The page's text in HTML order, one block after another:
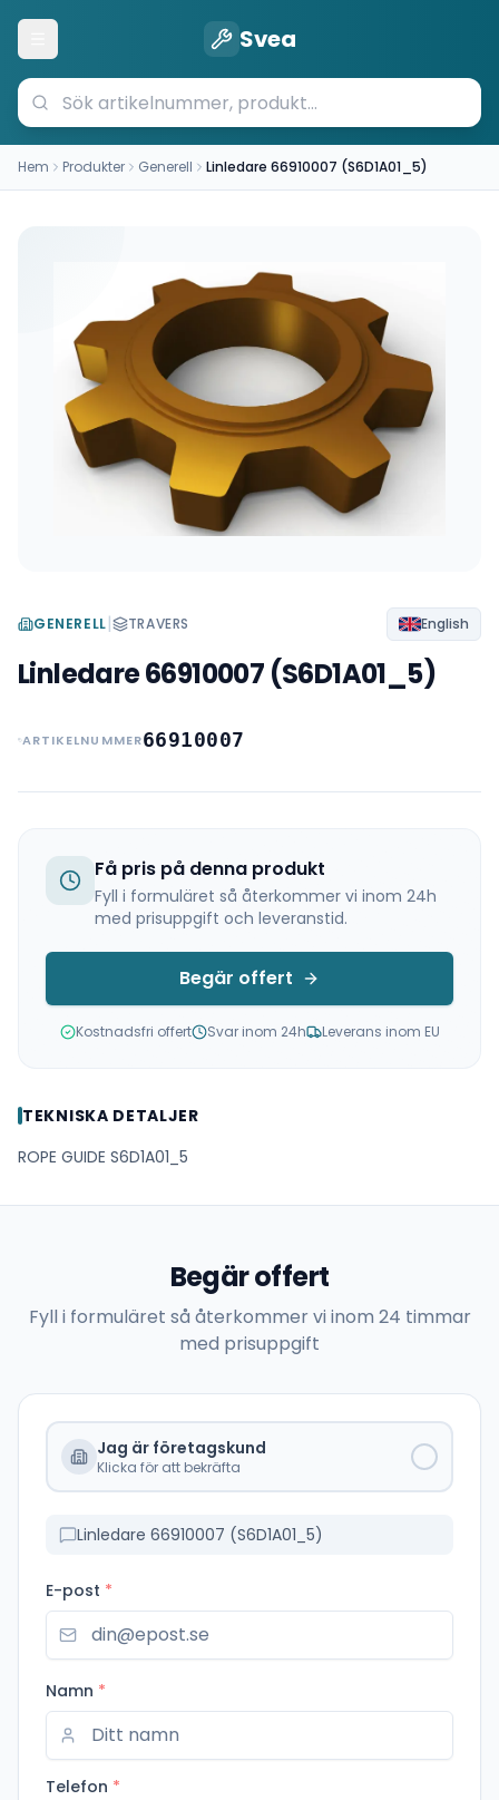
Öppna meny Svea
Hem Produkter Generell Linledare 66910007 (S6D1A01_5)
GENERELL| TRAVERS English
Linledare 66910007 (S6D1A01_5)
ARTIKELNUMMER66910007
Få pris på denna produkt
Fyll i formuläret så återkommer vi inom 24h
med prisuppgift och leveranstid.
Begär offert
Kostnadsfri offert Svar inom 24h Leverans inom EU
TEKNISKA DETALJER
ROPE GUIDE S6D1A01_5
Begär offert
Fyll i formuläret så återkommer vi inom 24 timmar
med prisuppgift
Jag är företagskund
Klicka för att bekräfta
Linledare 66910007 (S6D1A01_5)
E-post *
Namn *
Telefon *